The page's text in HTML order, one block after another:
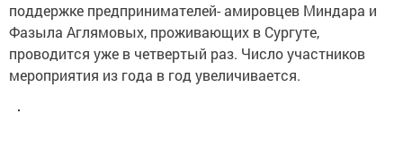
поддержке предпринимателей- амировцев Миндара и
Фазыла Аглямовых, проживающих в Сургуте,
проводится уже в четвертый раз. Число участников
мероприятия из года в год увеличивается.